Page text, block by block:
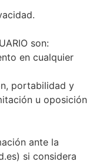
son:
en cualquier
portabilidad y
u oposición
ante la
si considera